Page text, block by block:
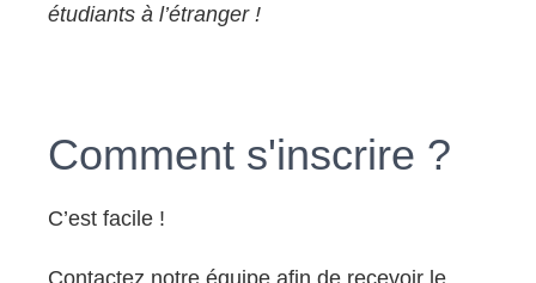
étudiants à l’étranger !
Comment s'inscrire ?
C’est facile !